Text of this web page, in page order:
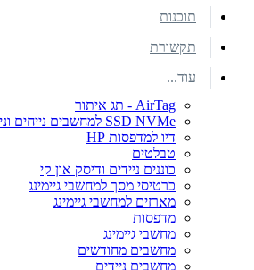
תוכנות
תקשורת
עוד...
AirTag - תג איתור
SSD NVMe למחשבים נייחים וניידים
דיו למדפסות HP
טבלטים
כוננים ניידים ודיסק און קי
כרטיסי מסך למחשבי גיימינג
מארזים למחשבי גיימינג
מדפסות
מחשבי גיימינג
מחשבים מחודשים
מחשבים ניידים